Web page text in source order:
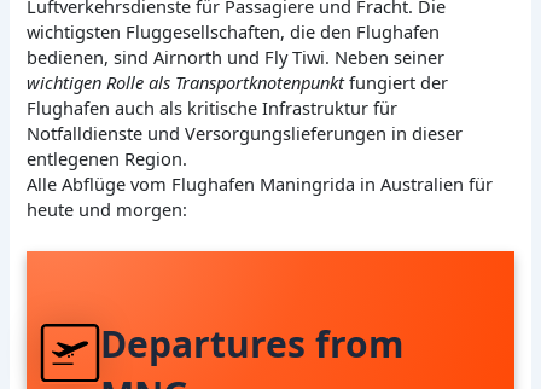
Luftverkehrsdienste für Passagiere und Fracht. Die
wichtigsten Fluggesellschaften, die den Flughafen
bedienen, sind Airnorth und Fly Tiwi. Neben seiner
wichtigen Rolle als Transportknotenpunktfungiert der
Flughafen auch als kritische Infrastruktur für
Notfalldienste und Versorgungslieferungen in dieser
entlegenen Region.
Alle Abflüge vom Flughafen Maningrida in Australien für
heute und morgen:
Departures from